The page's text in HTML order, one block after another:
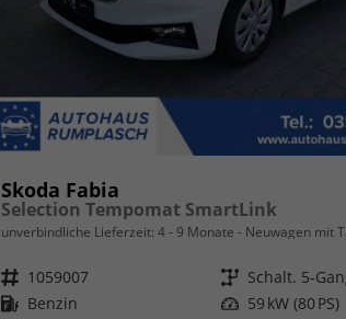
Skoda Fabia
Selection Tempomat SmartLink
unverbindliche Lieferzeit: 4 - 9 Monate Neuwagen mit
Fahrzeugnr. 1059007 Getriebe Schalt. 5-
Kraftstoff Benzin Leistung 59 kW (80 PS)